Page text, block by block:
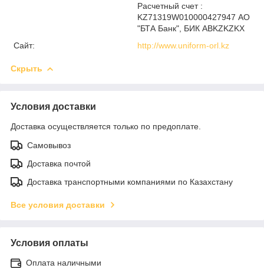
Расчетный счет :
KZ71319W010000427947 АО
"БТА Банк", БИК ABKZKZKX
Сайт:
http://www.uniform-orl.kz
Скрыть
Условия доставки
Доставка осуществляется только по предоплате.
Самовывоз
Доставка почтой
Доставка транспортными компаниями по Казахстану
Все условия доставки
Условия оплаты
Оплата наличными